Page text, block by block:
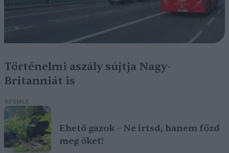
Történelmi aszály sújtja Nagy-
Britanniát is
SZEMLE
Ehető gazok – Ne irtsd, hanem főzd
meg őket!